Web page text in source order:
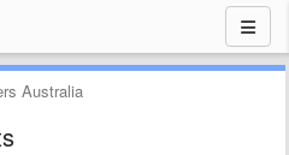
Australia